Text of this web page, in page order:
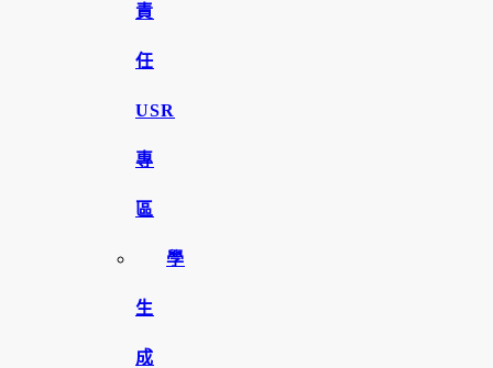
責
任
USR
專
區
學
生
成